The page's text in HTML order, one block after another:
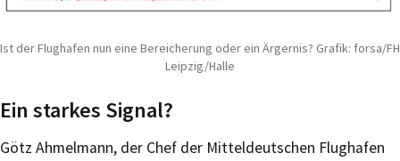
Ist der Flughafen nun eine Bereicherung oder ein Ärgernis? Grafik: forsa/FH
Leipzig/Halle
Ein starkes Signal?
Götz Ahmelmann, der Chef der Mitteldeutschen Flughafen